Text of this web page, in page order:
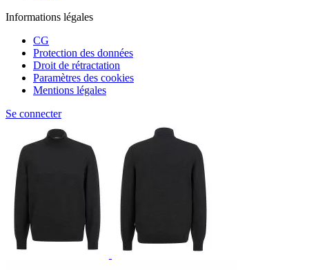
Informations légales
CG
Protection des données
Droit de rétractation
Paramètres des cookies
Mentions légales
Se connecter